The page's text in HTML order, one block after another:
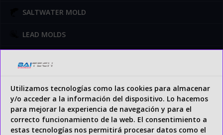
Utilizamos tecnologías como las cookies para almacenar
y/o acceder a la información del dispositivo. Lo hacemos
para mejorar la experiencia de navegación y para el
correcto funcionamiento de la web. El consentimiento a
estas tecnologías nos permitirá procesar datos como el
SALTWATER MOLD
LEAD MOLDS
PLASTISOL & ADITIVOS
CUSTOM MOLDS